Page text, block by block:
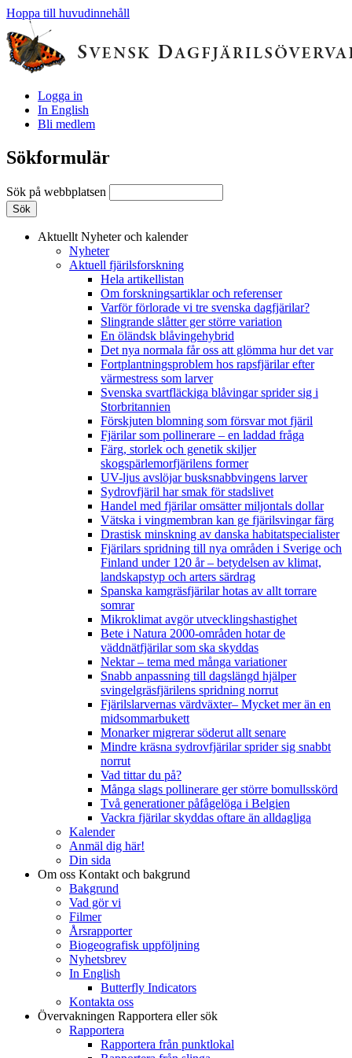
Hoppa till huvudinnehåll
Logga in
In English
Bli medlem
Sökformulär
Sök på webbplatsen
Aktuellt Nyheter och kalender
Nyheter
Aktuell fjärilsforskning
Hela artikellistan
Om forskningsartiklar och referenser
Varför förlorade vi tre svenska dagfjärilar?
Slingrande slåtter ger större variation
En öländsk blåvingehybrid
Det nya normala får oss att glömma hur det var
Fortplantningsproblem hos rapsfjärilar efter
värmestress som larver
Svenska svartfläckiga blåvingar sprider sig i
Storbritannien
Förskjuten blomning som försvar mot fjäril
Fjärilar som pollinerare – en laddad fråga
Färg, storlek och genetik skiljer
skogspärlemorfjärilens former
UV-ljus avslöjar busksnabbvingens larver
Sydrovfjäril har smak för stadslivet
Handel med fjärilar omsätter miljontals dollar
Vätska i vingmembran kan ge fjärilsvingar färg
Drastisk minskning av danska habitatspecialister
Fjärilars spridning till nya områden i Sverige och
Finland under 120 år– betydelsen av klimat,
landskapstyp och arters särdrag
Spanska kamgräsfjärilar hotas av allt torrare
somrar
Mikroklimat avgör utvecklingshastighet
Bete i Natura 2000-områden hotar de
väddnätfjärilar som ska skyddas
Nektar – tema med många variationer
Snabb anpassning till dagslängd hjälper
svingelgräsfjärilens spridning norrut
Fjärilslarvernas värdväxter– Mycket mer än en
midsommarbukett
Monarker migrerar söderut allt senare
Mindre kräsna sydrovfjärilar sprider sig snabbt
norrut
Vad tittar du på?
Många slags pollinerare ger större bomullsskörd
Två generationer påfågelöga i Belgien
Vackra fjärilar skyddas oftare än alldagliga
Kalender
Anmäl dig här!
Din sida
Om oss Kontakt och bakgrund
Bakgrund
Vad gör vi
Filmer
Årsrapporter
Biogeografisk uppföljning
Nyhetsbrev
In English
Butterfly Indicators
Kontakta oss
Övervakningen Rapportera eller sök
Rapportera
Rapportera från punktlokal